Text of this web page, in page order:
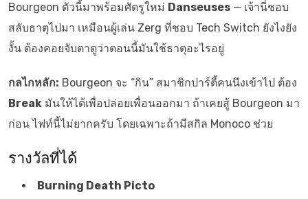
Bourgeon ตัวนี้มาพร้อมศัตรูใหม่ Danseuses — เจ้านี่ชอบ
สลับธาตุไปมา เหมือนผู้เล่น Zerg ที่ชอบ Tech Switch ยังไงยัง
งั้น ต้องคอยจับตาดูว่าตอนนี้มันใช้ธาตุอะไรอยู่
กลไกหลัก: Bourgeon จะ “กิน” สมาชิกปาร์ตี้คนนึงเข้าไป ต้อง
Break มันให้ได้เพื่อปล่อยเพื่อนออกมา ถ้าเคยสู้ Bourgeon มา
ก่อน ไฟท์นี้ไม่ยากครับ โดยเฉพาะถ้ามีสกิล Monoco ช่วย
รางวัลที่ได้
Burning Death Picto